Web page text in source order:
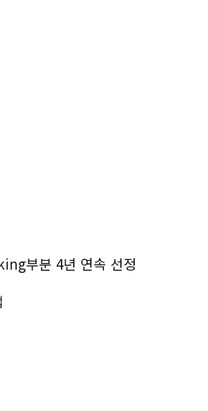
부분 4년 연속 선정